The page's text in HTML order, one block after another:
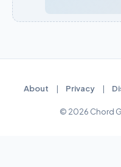
About | Privacy |
© 2026 Chord